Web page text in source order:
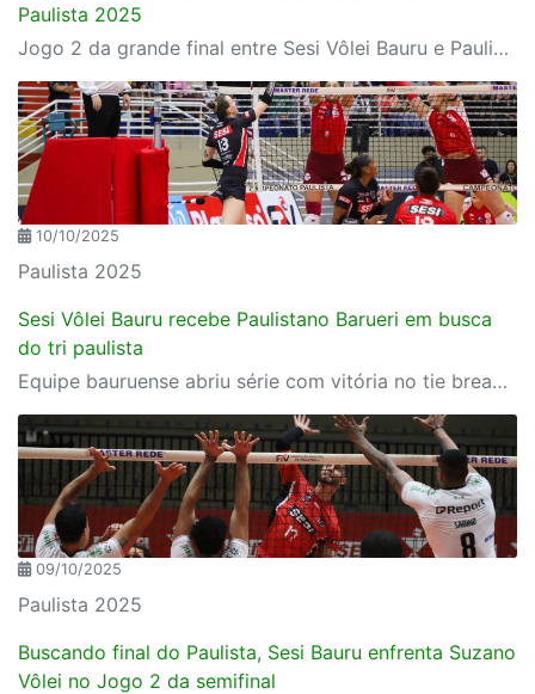
Paulista 2025
Jogo 2 da grande final entre Sesi Vôlei Bauru e Paulistano Barueri também será marca histórica do ginásio
10/10/2025
Paulista 2025
Sesi Vôlei Bauru recebe Paulistano Barueri em busca
do tri paulista
Equipe bauruense abriu série com vitória no tie break; partida decisiva é no sábado, 11
09/10/2025
Paulista 2025
Buscando final do Paulista, Sesi Bauru enfrenta Suzano
Vôlei no Jogo 2 da semifinal